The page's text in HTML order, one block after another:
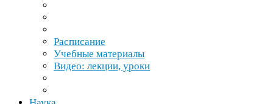
Расписание
Учебные материалы
Видео: лекции, уроки